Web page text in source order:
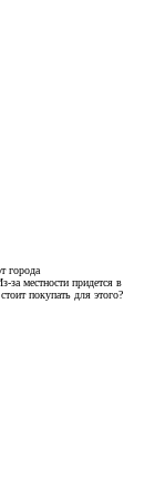
города
за местности придется в
покупать для этого?